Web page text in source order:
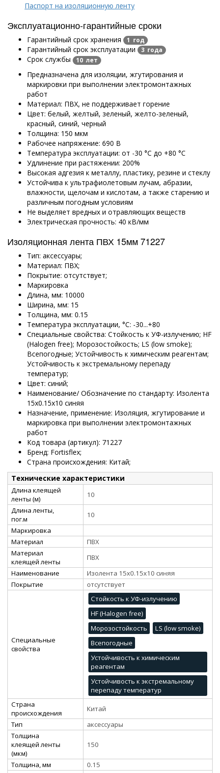
Паспорт на изоляционную ленту
Эксплуатационно-гарантийные сроки
Гарантийный срок хранения 1 год
Гарантийный срок эксплуатации 3 года
Срок службы 10 лет
Предназначена для изоляции, жгутирования и
маркировки при выполнении электромонтажных
работ
Материал: ПВХ, не поддерживает горение
Цвет: белый, желтый, зеленый, желто-зеленый,
красный, синий, черный
Толщина: 150 мкм
Рабочее напряжение: 690 В
Температура эксплуатации: от -30 °C до +80 °C
Удлинение при растяжении: 200%
Высокая адгезия к металлу, пластику, резине и стеклу
Устойчива к ультрафиолетовым лучам, абразии,
влажности, щелочам и кислотам, а также старению и
различным погодным условиям
Не выделяет вредных и отравляющих веществ
Электрическая прочность: 40 кВ/мм
Изоляционная лента ПВХ 15мм 71227
Тип: аксессуары;
Материал: ПВХ;
Покрытие: отсутствует;
Маркировка
Длина, мм: 10000
Ширина, мм: 15
Толщина, мм: 0.15
Температура эксплуатации, °C: -30...+80
Специальные свойства: Стойкость к УФ-излучению; HF
(Halogen free); Морозостойкость; LS (low smoke);
Всепогодные; Устойчивость к химическим реагентам;
Устойчивость к экстремальному перепаду
температур;
Цвет: синий;
Наименование/ Обозначение по стандарту: Изолента
15х0.15х10 синяя
Назначение, применение: Изоляция, жгутирование и
маркировка при выполнении электромонтажных
работ
Код товара (артикул): 71227
Бренд: Fortisflex;
Страна происхождения: Китай;
Технические характеристики
Длина клеящей
ленты (м)
10
Длина ленты,
пог.м
10
Маркировка
Материал
ПВХ
Материал
клеящей ленты
ПВХ
Наименование
Изолента 15х0.15х10 синяя
Покрытие
отсутствует
Специальные
свойства
Стойкость к УФ-излучению
HF (Halogen free)
Морозостойкость
LS (low smoke)
Всепогодные
Устойчивость к химическим
реагентам
Устойчивость к экстремальному
перепаду температур
Страна
происхождения
Китай
Тип
аксессуары
Толщина
клеящей ленты
(мкм)
150
Толщина, мм
0.15